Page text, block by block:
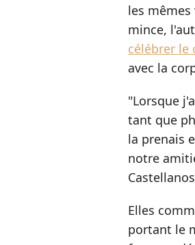
les
mince,
célébrer le
avec la
"Lorsque
tant que
la prenais
notre
Elles
portant le